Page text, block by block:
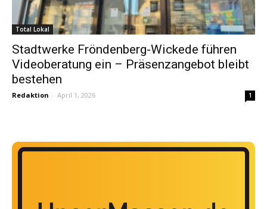
Total Lokal
Stadtwerke Fröndenberg-Wickede führen
Videoberatung ein – Präsenzangebot bleibt
bestehen
Redaktion - April 1, 2026 1